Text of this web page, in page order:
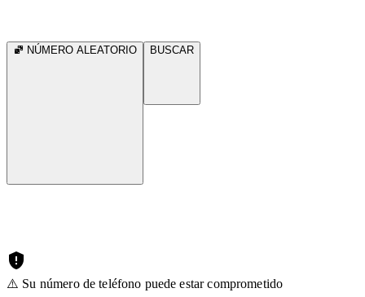
NÚMERO ALEATORIO BUSCAR
⚠️ Su número de teléfono puede estar comprometido